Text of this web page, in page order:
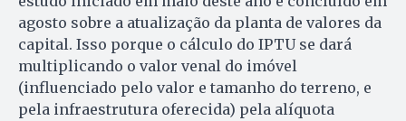
agosto sobre a atualização da planta de valores da
capital. Isso porque o cálculo do IPTU se dará
multiplicando o valor venal do imóvel
(influenciado pelo valor e tamanho do terreno, e
pela infraestrutura oferecida) pela alíquota